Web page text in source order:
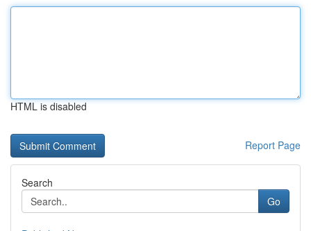
HTML is disabled
Report Page
Search
Go